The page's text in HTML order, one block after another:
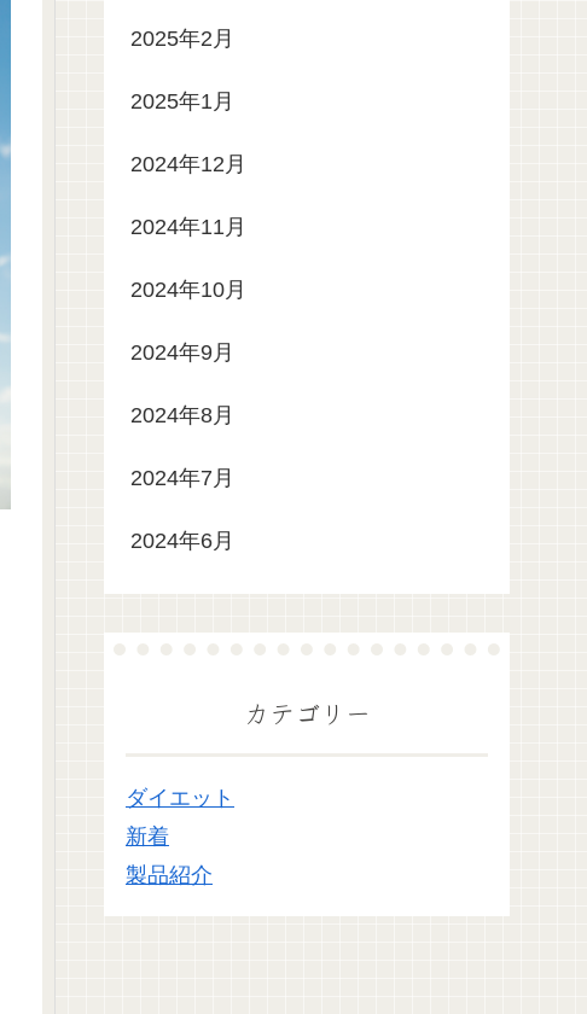
2025年2月
2025年1月
2024年12月
2024年11月
2024年10月
2024年9月
2024年8月
2024年7月
2024年6月
カテゴリー
ダイエット
新着
製品紹介